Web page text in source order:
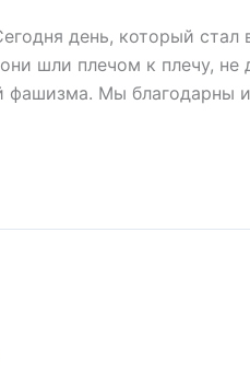
день, который
шли плечом к плечу,
фашизма. Мы благодарны